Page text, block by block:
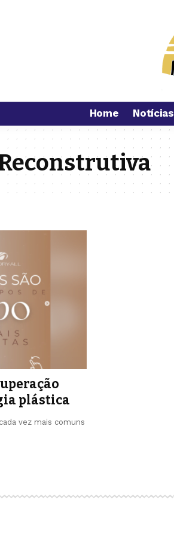
Home Notícias
plástica
vez mais comuns